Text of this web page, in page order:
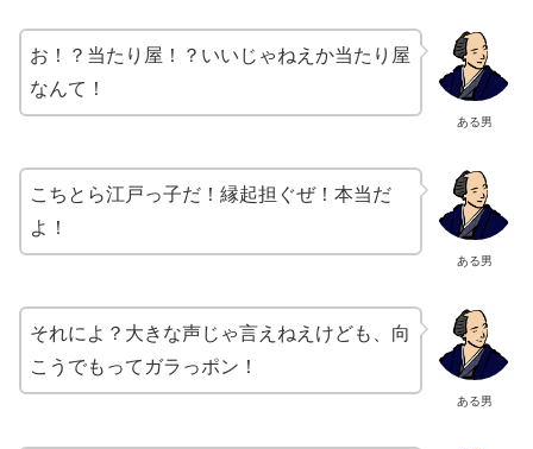
ある男
お！？当たり屋！？いいじゃねえか当たり屋
なんて！
ある男
こちとら江戸っ子だ！縁起担ぐぜ！本当だ
よ！
ある男
それによ？大きな声じゃ言えねえけども、向
こうでもってガラっポン！